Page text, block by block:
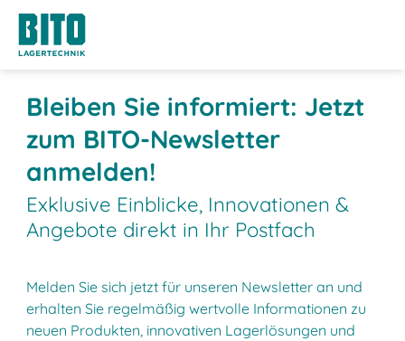
Bleiben Sie informiert: Jetzt
zum BITO-Newsletter
anmelden!
Exklusive Einblicke, Innovationen &
Angebote direkt in Ihr Postfach
Melden Sie sich jetzt für unseren Newsletter an und
erhalten Sie regelmäßig wertvolle Informationen zu
neuen Produkten, innovativen Lagerlösungen und